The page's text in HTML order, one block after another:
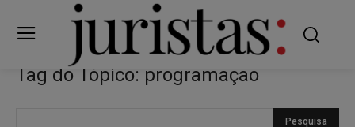
Tag do Tópico: programação